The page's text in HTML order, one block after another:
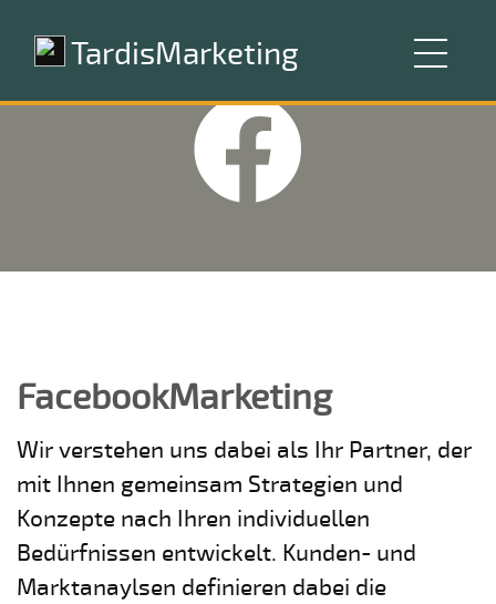
TardisMarketing
FacebookMarketing
Wir verstehen uns dabei als Ihr Partner, der
mit Ihnen gemeinsam Strategien und
Konzepte nach Ihren individuellen
Bedürfnissen entwickelt. Kunden- und
Marktanaylsen definieren dabei die